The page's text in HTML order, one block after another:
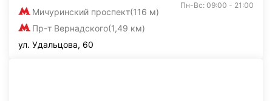
Мичуринский проспект(116 м)
Пр-т Вернадского(1,49 км)
Пн-Вс: 09:00 - 21:00
ул. Удальцова, 60